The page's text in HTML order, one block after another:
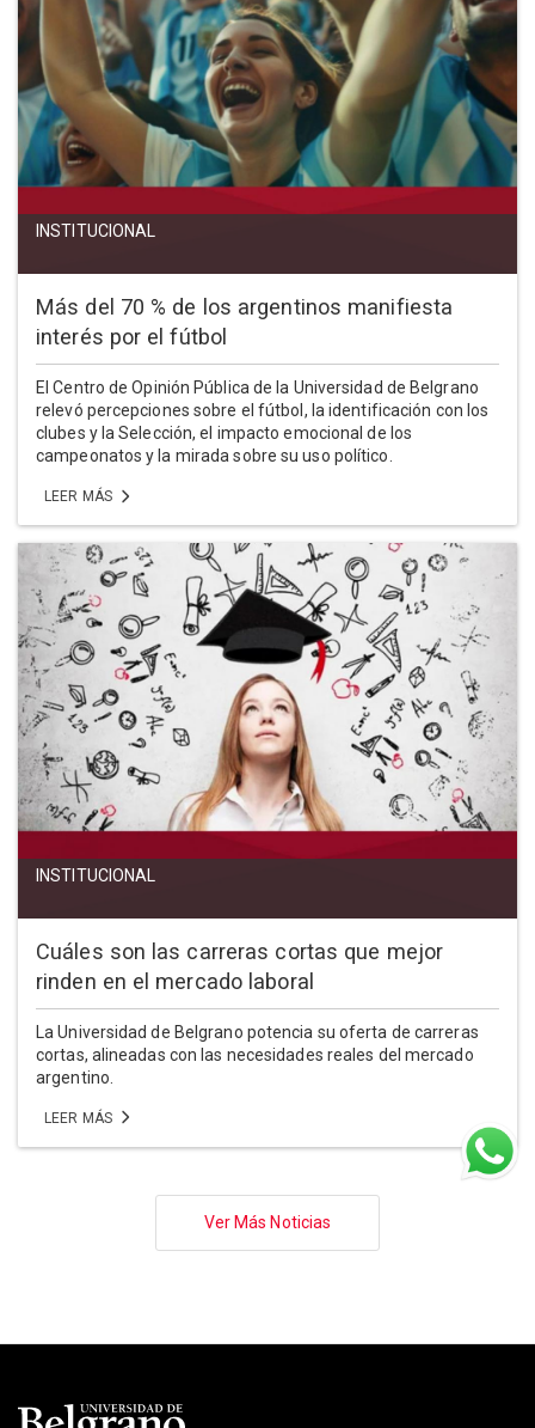
INSTITUCIONAL
Más del 70 % de los argentinos manifiesta
interés por el fútbol
El Centro de Opinión Pública de la Universidad de Belgrano
relevó percepciones sobre el fútbol, la identificación con los
clubes y la Selección, el impacto emocional de los
campeonatos y la mirada sobre su uso político.
LEER MÁS
INSTITUCIONAL
Cuáles son las carreras cortas que mejor
rinden en el mercado laboral
La Universidad de Belgrano potencia su oferta de carreras
cortas, alineadas con las necesidades reales del mercado
argentino.
LEER MÁS
Ver Más Noticias